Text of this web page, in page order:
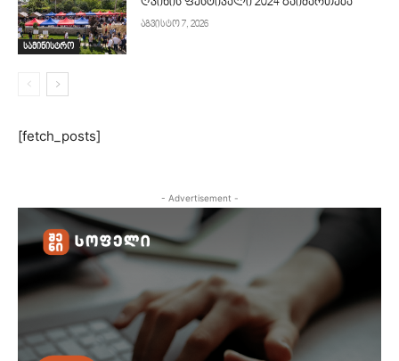
სამინისტრო
ღვინის ფესტივალი 2024 გაიმართება
აგვისტო 7, 2026
[fetch_posts]
- Advertisement -